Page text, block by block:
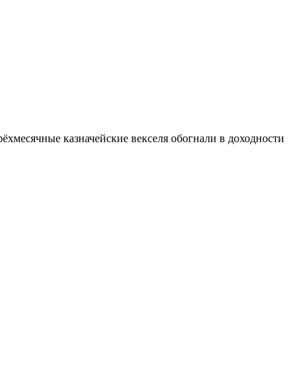
казначейские векселя обогнали в доходности